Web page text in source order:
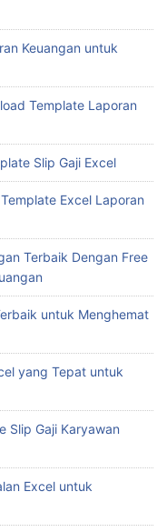
Keuangan untuk
Template Laporan
Slip Gaji Excel
Excel Laporan
Terbaik Dengan Free
untuk Menghemat
yang Tepat untuk
Slip Gaji Karyawan
Excel untuk